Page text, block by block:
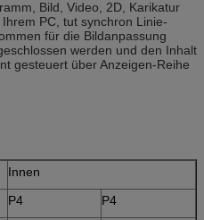
Bild, Video, 2D, Karikatur
PC, tut synchron Linie-
für die Bildanpassung
werden und den Inhalt
gesteuert über Anzeigen-Reihe
Innen
P4
P4